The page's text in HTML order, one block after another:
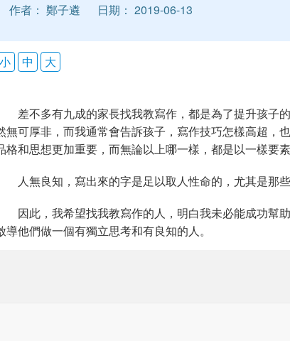
作者： 鄭子遴 日期： 2019-06-13
小 中 大
差不多有九成的家長找我教寫作，都是為了提升孩子
無可厚非，而我通常會告訴孩子，寫作技巧怎樣高超，
格和思想更加重要，而無論以上哪一樣，都是以一樣要
人無良知，寫出來的字是足以取人性命的，尤其是那
因此，我希望找我教寫作的人，明白我未必能成功幫
導他們做一個有獨立思考和有良知的人。